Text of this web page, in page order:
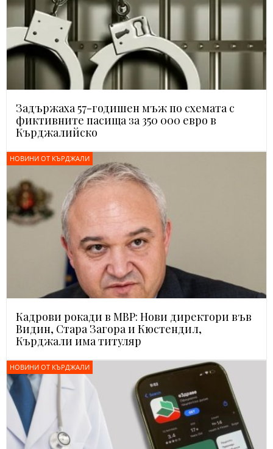
Задържаха 57-годишен мъж по схемата с
фиктивните пасища за 350 000 евро в
Кърджалийско
НОВИНИ ОТ КЪРДЖАЛИ
Кадрови рокади в МВР: Нови директори във
Видин, Стара Загора и Кюстендил,
Кърджали има титуляр
НОВИНИ ОТ КЪРДЖАЛИ